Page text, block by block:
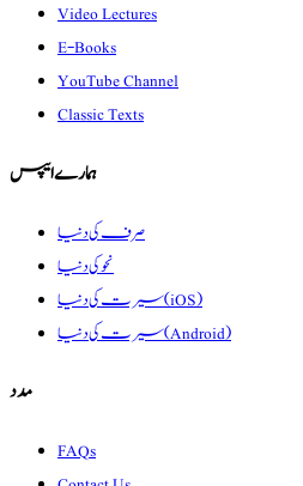
Video Lectures
E-Books
YouTube Channel
Classic Texts
ہمارے ایپس
صرف کی دنیا
نحو کی دنیا
سیرت کی دنیا (iOS)
سیرت کی دنیا (Android)
مدد
FAQs